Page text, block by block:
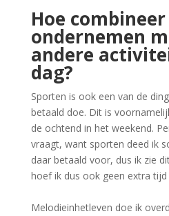
Hoe
ondernemen
andere
dag?
Sporten is ook een van de
betaald doe. Dit is
de ochtend in het weekend.
vraagt, want sporten deed ik
daar betaald voor, dus ik zie
hoef ik dus ook geen extra
Melodieinhetleven doe ik